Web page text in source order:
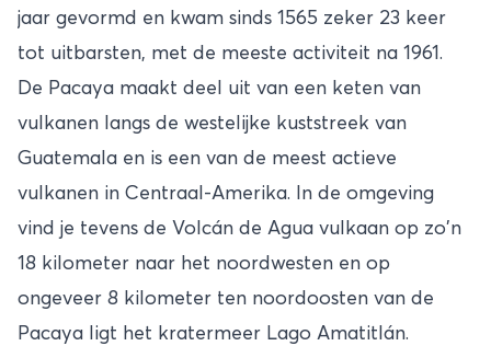
jaar gevormd en kwam sinds 1565 zeker 23 keer
tot uitbarsten, met de meeste activiteit na 1961.
De Pacaya maakt deel uit van een keten van
vulkanen langs de westelijke kuststreek van
Guatemala en is een van de meest actieve
vulkanen in Centraal-Amerika. In de omgeving
vind je tevens de Volcán de Agua vulkaan op zo'n
18 kilometer naar het noordwesten en op
ongeveer 8 kilometer ten noordoosten van de
Pacaya ligt het kratermeer Lago Amatitlán.